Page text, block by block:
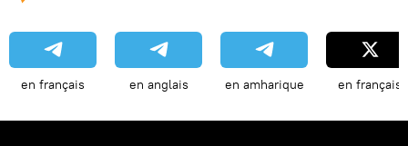
en français en anglais en amharique en français